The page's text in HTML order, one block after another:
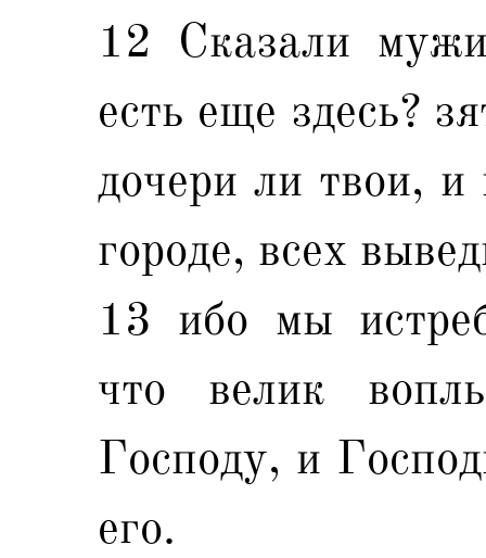
12 Сказали
есть еще здесь?
дочери ли твои,
городе, всех
13 ибо мы
что велик
Господу, и
его.